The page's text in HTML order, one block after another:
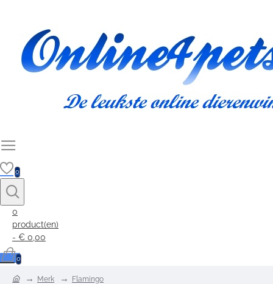
0
0
product(en)
- € 0,00
0
homeMerk Flamingo